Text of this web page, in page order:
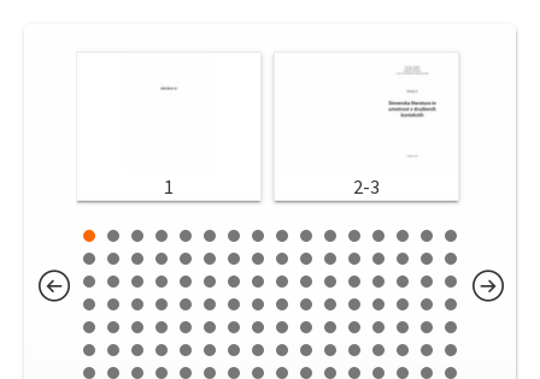
1 2-3